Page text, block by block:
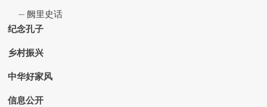
阙里史话
纪念孔子
乡村振兴
中华好家风
信息公开